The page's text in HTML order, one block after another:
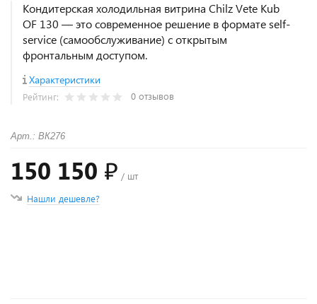
Кондитерская холодильная витрина Chilz Vete Kub
OF 130 — это современное решение в формате self-
service (самообслуживание) с открытым
фронтальным доступом.
Характеристики
Рейтинг: 0 отзывов
Арт.: ВК276
150 150 ₽ / шт
Нашли дешевле?